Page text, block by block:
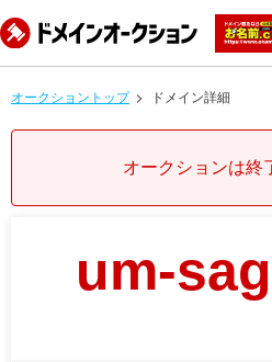
オークショントップ ドメイン詳細
オークションは終
um-